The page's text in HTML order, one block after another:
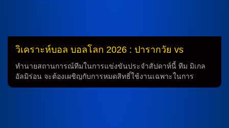
กลาง พร้อมกับไว้วางใจให้ทาง ครีเซเซียว […]
วิเคราะห์บอล บอลโลก 2026 : ปารากวัย vs
ออสเตรเลีย
ทำนายสถานการณ์ทีมในการแข่งขันประจำสัปดาห์นี้ ทีม มิเกล
อัลมิร่อน จะต้องเผชิญกับการหมดสิทธิ์ใช้งานเฉพาะในการ
แข่งขันประจำสัปดาห์นี้ และน่าเสียดายที่เขาต้องติดโทษแบน